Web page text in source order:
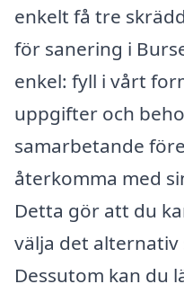
enkelt få tre
för sanering i
enkel: fyll i vårt
uppgifter och
samarbetande
återkomma med
Detta gör att du
välja det alternativ
Dessutom kan du